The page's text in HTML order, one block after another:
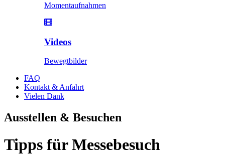
Momentaufnahmen
Videos
Bewegtbilder
FAQ
Kontakt & Anfahrt
Vielen Dank
Ausstellen & Besuchen
Tipps für Messebesuch